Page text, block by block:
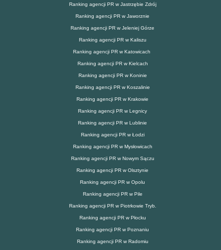
Ranking agencji PR w Jastrzębie Zdrój
Ranking agencji PR w Jaworznie
Ranking agencji PR w Jeleniej Górze
Ranking agencji PR w Kaliszu
Ranking agencji PR w Katowicach
Ranking agencji PR w Kielcach
Ranking agencji PR w Koninie
Ranking agencji PR w Koszalinie
Ranking agencji PR w Krakowie
Ranking agencji PR w Legnicy
Ranking agencji PR w Lublinie
Ranking agencji PR w Łodzi
Ranking agencji PR w Mysłowicach
Ranking agencji PR w Nowym Sączu
Ranking agencji PR w Olsztynie
Ranking agencji PR w Opolu
Ranking agencji PR w Pile
Ranking agencji PR w Piotrkowie Tryb.
Ranking agencji PR w Płocku
Ranking agencji PR w Poznaniu
Ranking agencji PR w Radomiu